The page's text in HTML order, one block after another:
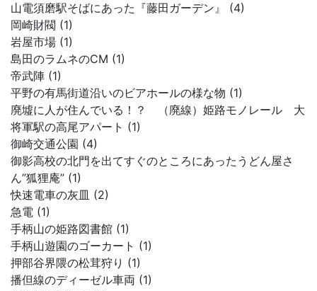
山電須磨駅そばにあった『藤田ガーデン』 (4)
岡崎財閥 (1)
岩屋市場 (1)
島田のラムネのCM (1)
帝武陣 (1)
平野の有馬街道沿いのビアホールの様な物 (1)
廃墟に人が住んでいる！？ （廃線）姫路モノレール 大
将軍駅の高尾アパート (1)
御崎交通公園 (4)
御影高校の北門を出てすぐのところにあったうどん屋さ
ん”狐狸庵” (1)
快速電車の灰皿 (2)
急電 (1)
手柄山の姫路図書館 (1)
手柄山遊園のゴーカート (1)
押部谷界隈の松茸狩り (1)
播但線のディーゼル車両 (1)